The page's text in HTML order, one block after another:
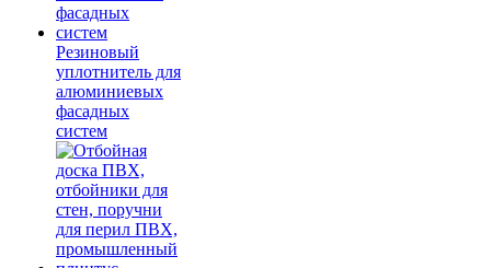
Резиновый
уплотнитель для
алюминиевых
фасадных
систем